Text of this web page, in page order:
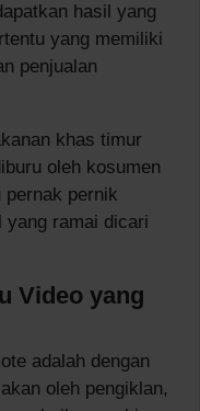
hasil yang
yang memiliki
penjualan
khas timur
oleh kosumen
pernak pernik
yang ramai dicari
Video yang
adalah dengan
oleh pengiklan,